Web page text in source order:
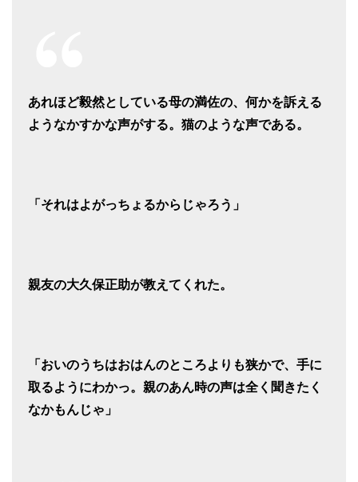
あれほど毅然としている母の満佐の、何かを訴える
ようなかすかな声がする。猫のような声である。
「それはよがっちょるからじゃろう」
親友の大久保正助が教えてくれた。
「おいのうちはおはんのところよりも狭かで、手に
取るようにわかっ。親のあん時の声は全く聞きたく
なかもんじゃ」